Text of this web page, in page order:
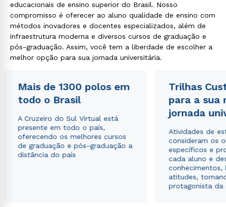
educacionais de ensino superior do Brasil. Nosso
compromisso é oferecer ao aluno qualidade de ensino com
métodos inovadores e docentes especializados, além de
infraestrutura moderna e diversos cursos de graduação e
pós-graduação. Assim, você tem a liberdade de escolher a
melhor opção para sua jornada universitária.
Mais de 1300 polos em
todo o Brasil
A Cruzeiro do Sul Virtual está
presente em todo o país,
oferecendo os melhores cursos
de graduação e pós-graduação a
distância do país
Trilhas
para a sua
jornada
Atividades de
consideram os
específicos e
cada aluno e
conhecimentos,
atitudes,
protagonista da